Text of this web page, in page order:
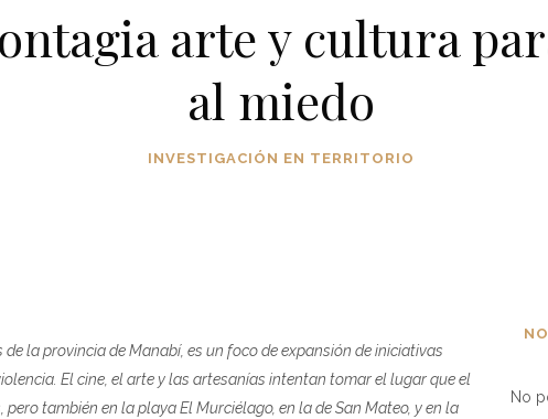
arte y cultura
al miedo
INVESTIGACIÓN EN TERRITORIO
la provincia de Manabí, es un foco de expansión de iniciativas
El cine, el arte y las artesanías intentan tomar el lugar que el
también en la playa El Murciélago, en la de San Mateo, y en la
No